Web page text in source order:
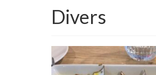
Divers